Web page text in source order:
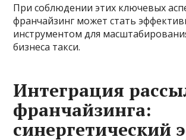
При соблюдении этих ключевых
франчайзинг может стать
инструментом для
бизнеса такси.
Интеграция
франчайзинга:
синергетический